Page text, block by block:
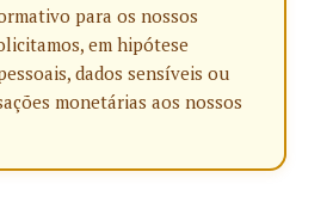
para os nossos
em hipótese
dados sensíveis ou
monetárias aos nossos